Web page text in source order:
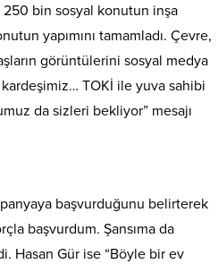
250 bin sosyal konutun inşa
yapımını tamamladı. Çevre,
görüntülerini sosyal medya
kardeşimiz… TOKİ ile yuva sahibi
da sizleri bekliyor” mesajı
başvurduğunu belirterek
başvurdum. Şansıma da
Hasan Gür ise “Böyle bir ev